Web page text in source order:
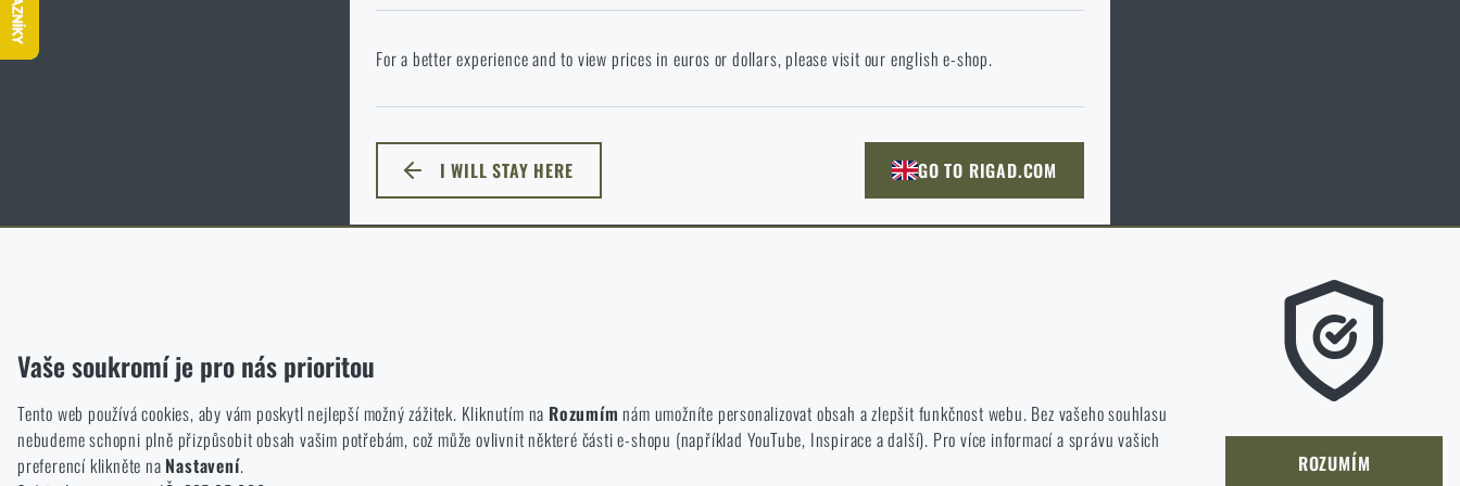
Ve vámi vybraném jazyce stránka neexistuje. Můžete tedy zůstat zde, nebo přejít na hlavní stránku cílového
jazyka. Jakou možnost si vyberete?
ZŮSTANU TADY PŘEJDU NA HLAVNÍ STRÁNKU
PŘEJÍT DO KOŠÍKU
ODEJÍT ROZUMÍM, POKRAČOVAT
For a better experience and to view prices in euros or dollars, please visit our english e-shop.
I WILL STAY HERE GO TO RIGAD.COM
Vaše soukromí je pro nás prioritou
Tento web používá cookies, aby vám poskytl nejlepší možný zážitek. Kliknutím na Rozumím nám umožníte personalizovat obsah a zlepšit funkčnost webu. Bez vašeho souhlasu
nebudeme schopni plně přizpůsobit obsah vašim potřebám, což může ovlivnit některé části e-shopu (například YouTube, Inspirace a další). Pro více informací a správu vašich
preferencí klikněte na Nastavení.
Do těchto cookies se anonymně ukládá, jakým způsobem procházíte a používáte náš web. Pomáhají nám lépe chápat, co se našim zákazníkům líbí a kterým směrem se máme ubírat.
Marketingové
Tyto cookies nám pomáhají optimalizovat reklamu směřující na náš e-shop, aby byla co nejvíce efektivní a náš obchod se mohl neustále rozvíjet a zlepšovat.
ROZUMÍM